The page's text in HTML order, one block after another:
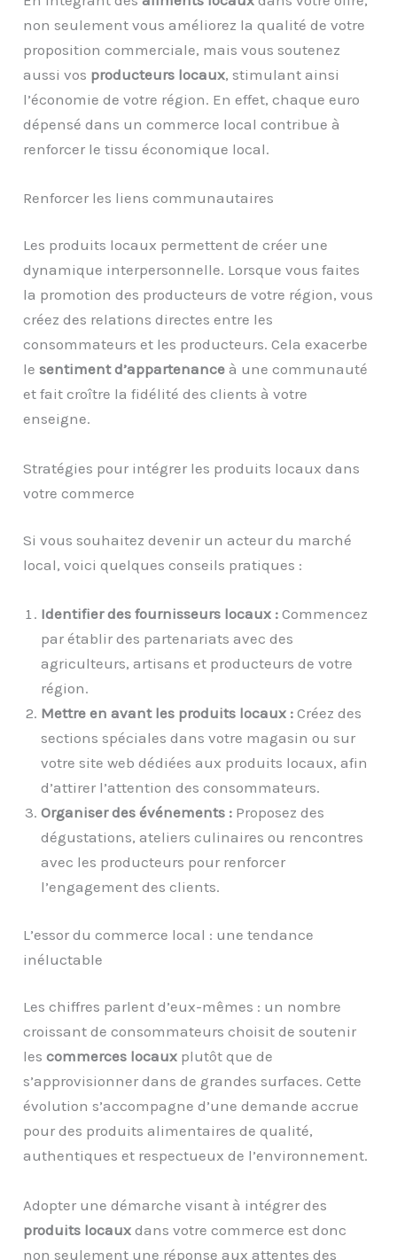
non seulement vous améliorez la qualité de votre
proposition commerciale, mais vous soutenez
aussi vos producteurs locaux, stimulant ainsi
l’économie de votre région. En effet, chaque euro
dépensé dans un commerce local contribue à
renforcer le tissu économique local.
Renforcer les liens communautaires
Les produits locaux permettent de créer une
dynamique interpersonnelle. Lorsque vous faites
la promotion des producteurs de votre région, vous
créez des relations directes entre les
consommateurs et les producteurs. Cela exacerbe
lesentiment d’appartenance à une communauté
et fait croître la fidélité des clients à votre
enseigne.
Stratégies pour intégrer les produits locaux dans
votre commerce
Si vous souhaitez devenir un acteur du marché
local, voici quelques conseils pratiques :
Identifier des fournisseurs locaux : Commencez
par établir des partenariats avec des
agriculteurs, artisans et producteurs de votre
région.
Mettre en avant les produits locaux : Créez des
sections spéciales dans votre magasin ou sur
votre site web dédiées aux produits locaux, afin
d’attirer l’attention des consommateurs.
Organiser des événements : Proposez des
dégustations, ateliers culinaires ou rencontres
avec les producteurs pour renforcer
l’engagement des clients.
L’essor du commerce local : une tendance
inéluctable
Les chiffres parlent d’eux-mêmes : un nombre
croissant de consommateurs choisit de soutenir
lescommerces locaux plutôt que de
s’approvisionner dans de grandes surfaces. Cette
évolution s’accompagne d’une demande accrue
pour des produits alimentaires de qualité,
authentiques et respectueux de l’environnement.
Adopter une démarche visant à intégrer des
produits locaux dans votre commerce est donc
non seulement une réponse aux attentes des